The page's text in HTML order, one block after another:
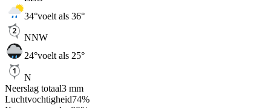
34°voelt als 36°
NNW
24°voelt als 25°
N
Neerslag totaal3 mm
Luchtvochtigheid74%